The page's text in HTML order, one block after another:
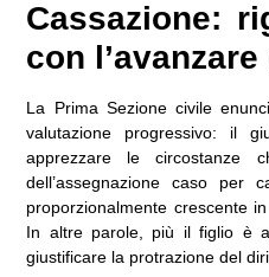
Cassazione:
con l’avanzare
La Prima Sezione civile
valutazione progressivo: il
apprezzare le circostanze
dell’assegnazione caso
proporzionalmente crescente
In altre parole, più il figlio è
giustificare la protrazione del